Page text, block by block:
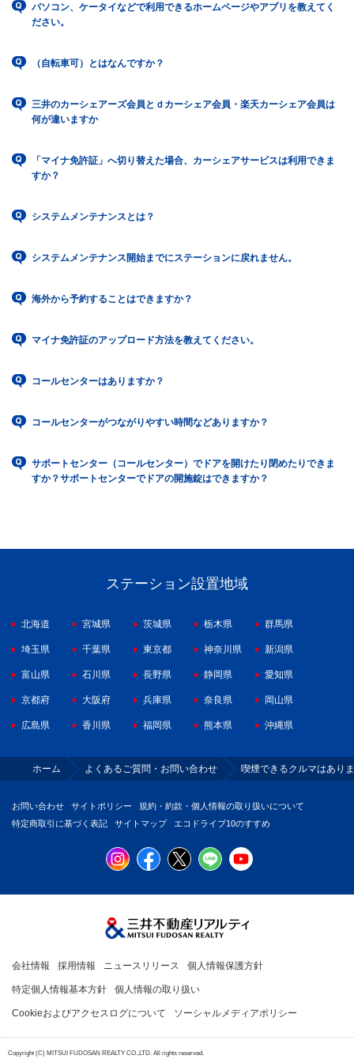
パソコン、ケータイなどで利用できるホームページやアプリを教えてく
ださい。
（自転車可）とはなんですか？
三井のカーシェアーズ会員とｄカーシェア会員・楽天カーシェア会員は
何が違いますか
「マイナ免許証」へ切り替えた場合、カーシェアサービスは利用できま
すか？
システムメンテナンスとは？
システムメンテナンス開始までにステーションに戻れません。
海外から予約することはできますか？
マイナ免許証のアップロード方法を教えてください。
コールセンターはありますか？
コールセンターがつながりやすい時間などありますか？
サポートセンター（コールセンター）でドアを開けたり閉めたりできま
すか？サポートセンターでドアの開施錠はできますか？
ステーション設置地域
北海道 宮城県 茨城県 栃木県 群馬県
埼玉県 千葉県 東京都 神奈川県 新潟県
富山県 石川県 長野県 静岡県 愛知県
京都府 大阪府 兵庫県 奈良県 岡山県
広島県 香川県 福岡県 熊本県 沖縄県
ホーム よくあるご質問・お問い合わせ 喫煙できるクルマはあり
お問い合わせ サイトポリシー
規約・約款・個人情報の取り扱いについて
特定商取引に基づく表記
サイトマップ エコドライブ10のすすめ
会社情報 採用情報 ニュースリリース 個人情報保護方針
特定個人情報基本方針 個人情報の取り扱い
Cookieおよびアクセスログについて ソーシャルメディアポリシー
Copyright (C) MITSUI FUDOSAN REALTY CO.,LTD. All rights reserved.